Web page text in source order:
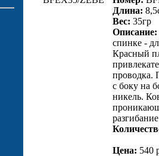
Длина:
Вес: 35гр
Описание:
спинке -
Красный
проводка.
с боку на
никель.
Цена: 540